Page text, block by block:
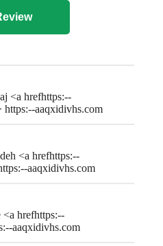
<a hrefhttps:--
aaqxidivhs.com
<a hrefhttps:--
aaqxidivhs.com
<a hrefhttps:--
aaqxidivhs.com